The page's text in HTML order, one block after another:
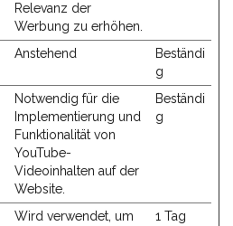
Relevanz der
Werbung zu erhöhen.
Anstehend
Beständi
g
Notwendig für die
Implementierung und
Funktionalität von
YouTube-
Videoinhalten auf der
Website.
Beständi
g
Wird verwendet, um
1 Tag